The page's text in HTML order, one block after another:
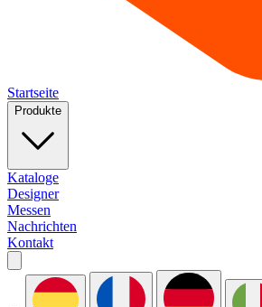
Startseite
Produkte
Kataloge
Designer
Messen
Nachrichten
Kontakt